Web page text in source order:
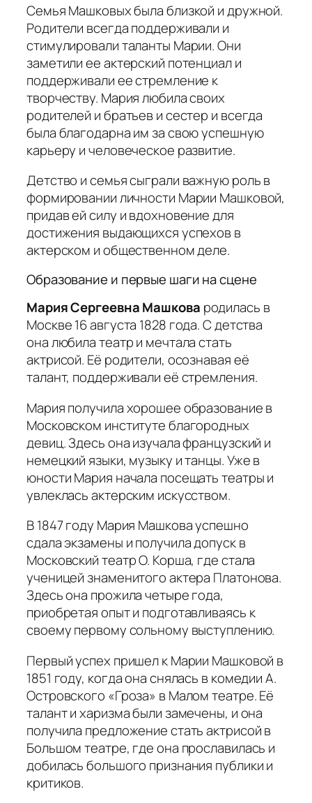
Семья Машковых была близкой и дружной.
Родители всегда поддерживали и
стимулировали таланты Марии. Они
заметили ее актерский потенциал и
поддерживали ее стремление к
творчеству. Мария любила своих
родителей и братьев и сестер и всегда
была благодарна им за свою успешную
карьеру и человеческое развитие.
Детство и семья сыграли важную роль в
формировании личности Марии Машковой,
придав ей силу и вдохновение для
достижения выдающихся успехов в
актерском и общественном деле.
Образование и первые шаги на сцене
Мария Сергеевна Машкова родилась в
Москве 16 августа 1828 года. С детства
она любила театр и мечтала стать
актрисой. Её родители, осознавая её
талант, поддерживали её стремления.
Мария получила хорошее образование в
Московском институте благородных
девиц. Здесь она изучала французский и
немецкий языки, музыку и танцы. Уже в
юности Мария начала посещать театры и
увлеклась актерским искусством.
В 1847 году Мария Машкова успешно
сдала экзамены и получила допуск в
Московский театр О. Корша, где стала
ученицей знаменитого актера Платонова.
Здесь она прожила четыре года,
приобретая опыт и подготавливаясь к
своему первому сольному выступлению.
Первый успех пришел к Марии Машковой в
1851 году, когда она снялась в комедии А.
Островского «Гроза» в Малом театре. Её
талант и харизма были замечены, и она
получила предложение стать актрисой в
Большом театре, где она прославилась и
добилась большого признания публики и
критиков.